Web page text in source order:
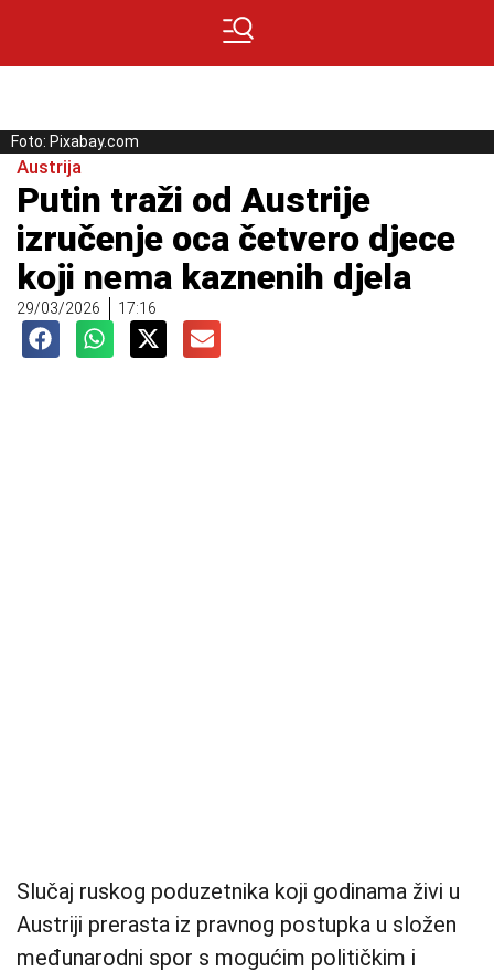
Foto: Pixabay.com
Austrija
Putin traži od Austrije
izručenje oca četvero djece
koji nema kaznenih djela
29/03/2026 17:16
Slučaj ruskog poduzetnika koji godinama živi u
Austriji prerasta iz pravnog postupka u složen
međunarodni spor s mogućim političkim i